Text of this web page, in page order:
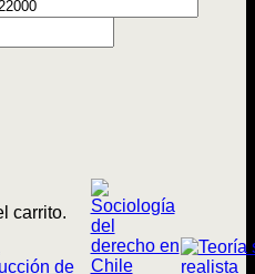
carrito.